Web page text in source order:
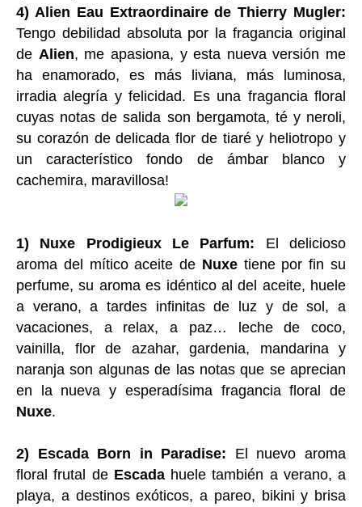
4) Alien Eau Extraordinaire de Thierry Mugler:
Tengo debilidad absoluta por la fragancia original
de Alien, me apasiona, y esta nueva versión me
ha enamorado, es más liviana, más luminosa,
irradia alegría y felicidad. Es una fragancia floral
cuyas notas de salida son bergamota, té y neroli,
su corazón de delicada flor de tiaré y heliotropo y
un característico fondo de ámbar blanco y
cachemira, maravillosa!
1) Nuxe Prodigieux Le Parfum: El delicioso
aroma del mítico aceite de Nuxetiene por fin su
perfume, su aroma es idéntico al del aceite, huele
a verano, a tardes infinitas de luz y de sol, a
vacaciones, a relax, a paz… leche de coco,
vainilla, flor de azahar, gardenia, mandarina y
naranja son algunas de las notas que se aprecian
en la nueva y esperadísima fragancia floral de
Nuxe.
2) Escada Born in Paradise: El nuevo aroma
floral frutal deEscadahuele también a verano, a
playa, a destinos exóticos, a pareo, bikini y brisa